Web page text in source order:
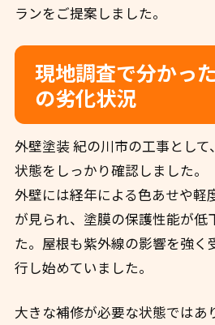
ランをご提案しました。
現地調査で分かっ
の劣化状況
外壁塗装 紀の川市の工事とし
状態をしっかり確認しました。
外壁には経年による色あせや軽
が見られ、塗膜の保護性能が低
た。屋根も紫外線の影響を強く
行し始めていました。
大きな補修が必要な状態ではあ